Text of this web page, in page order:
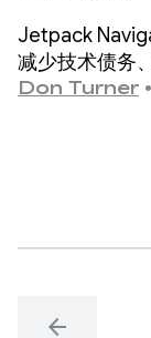
Jetpack
减少技术债务
间，并支持新
Don Turner •
arrow_back